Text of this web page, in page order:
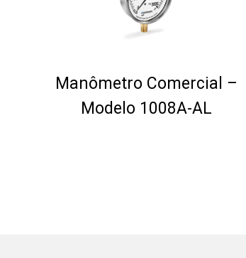
Manômetro Comercial –
Modelo 1008A-AL